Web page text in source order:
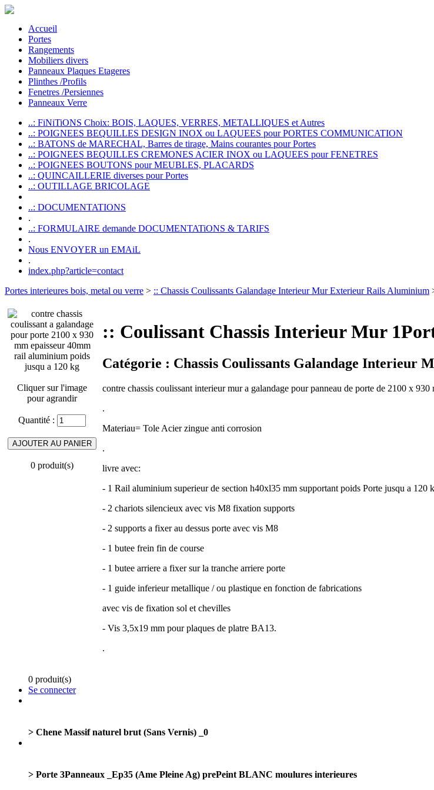
Accueil
Portes
Rangements
Mobiliers divers
Panneaux Plaques Etageres
Plinthes /Profils
Fenetres /Persiennes
Panneaux Verre
..: FiNiTiONS Choix: BOIS, LAQUES, VERRES, METALLIQUES et Autres
..: POIGNEES BEQUILLES DESIGN INOX ou LAQUEES pour PORTES COMMUNICATION
..: BATONS de MARECHAL, Barres de tirage, Mains courantes pour Portes
..: POIGNEES BEQUILLES CREMONES ACIER INOX ou LAQUEES pour FENETRES
..: POIGNEES BOUTONS pour MEUBLES, PLACARDS
..: QUINCAILLERIE diverses pour Portes
..: OUTILLAGE BRICOLAGE
..: DOCUMENTATIONS
.
..: FORMULAIRE demande DOCUMENTATiONS & TARIFS
.
Nous ENVOYER un EMAiL
.
index.php?article=contact
Portes interieures bois, metal ou verre > :: Chassis Coulissants Galandage Interieur Mur Exterieur Rails Aluminium
Cliquer sur l'image
pour agrandir
Quantité :
0 produit(s)
:: Coulissant Chassis Interieur Mur
Catégorie : Chassis Coulissants Galandage Interieur
contre chassis coulissant interieur mur a galandage pour panneau de porte de 2100 x 930
.
Materiau= Tole Acier zingue anti corrosion
.
livre avec:
- 1 Rail aluminium superieur de section h40xl35 mm supportant poids Porte jusqu a 120
- 2 chariots silencieux avec vis M8 fixation supports
- 2 supports a fixer au dessus porte avec vis M8
- 1 butee frein fin de course
- 1 butee arriere a fixer sur la tranche arriere porte
- 1 guide inferieur metallique / ou plastique en fonction de fabrications
avec vis de fixation sol et chevilles
- Vis 3,5x19 mm pour plaques de platre BA13.
.
0 produit(s)
Se connecter
> Chene Massif naturel brut (Sans Vernis) _0
> Porte 3Panneaux _Ep35 (Ame Pleine Ag) prePeint BLANC moulures interieures